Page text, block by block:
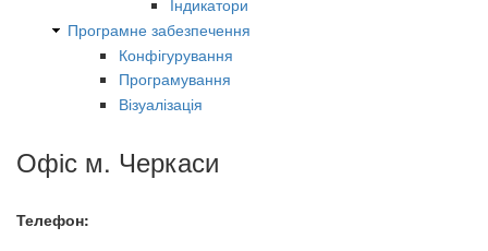
Програмне забезпечення
Конфігурування
Програмування
Візуалізація
Офіс м. Черкаси
Телефон: